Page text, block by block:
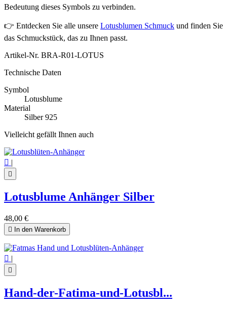
Bedeutung dieses Symbols zu verbinden.
👉 Entdecken Sie alle unsere Lotusblumen Schmuck und finden Sie
das Schmuckstück, das zu Ihnen passt.
Artikel-Nr. BRA-R01-LOTUS
Technische Daten
Symbol
Lotusblume
Material
Silber 925
Vielleicht gefällt Ihnen auch
 |

Lotusblume Anhänger Silber
48,00 €
 In den Warenkorb
 |

Hand-der-Fatima-und-Lotusbl...